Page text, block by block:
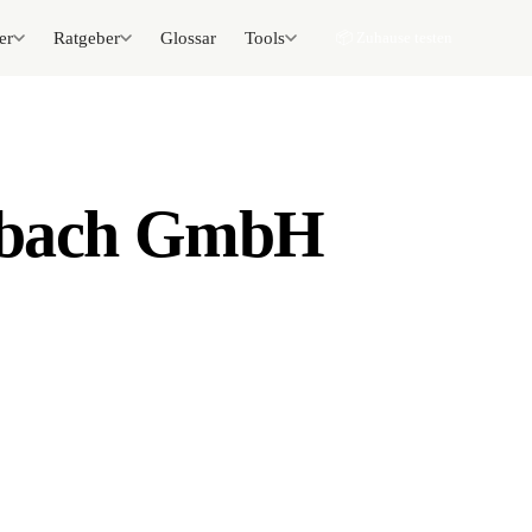
Ratgeber Glossar Tools
GmbH